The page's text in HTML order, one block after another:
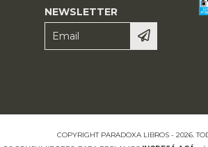
NEWSLETTER
COPYRIGHT PARADOXA LIBROS - 2026.